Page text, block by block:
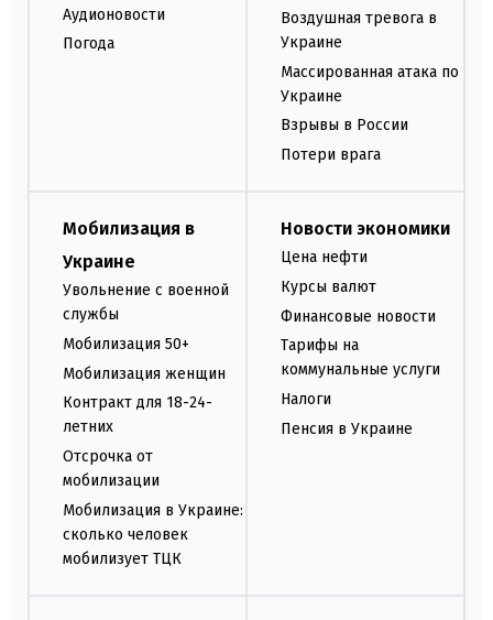
Аудионовости
Погода
Воздушная тревога в
Украине
Массированная атака по
Украине
Взрывы в России
Потери врага
Мобилизация в
Украине
Увольнение с военной
службы
Мобилизация 50+
Мобилизация женщин
Контракт для 18-24-
летних
Отсрочка от
мобилизации
Мобилизация в Украине:
сколько человек
мобилизует ТЦК
Новости экономики
Цена нефти
Курсы валют
Финансовые новости
Тарифы на
коммунальные услуги
Налоги
Пенсия в Украине